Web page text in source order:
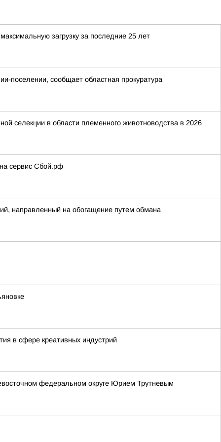
загрузку за последние 25 лет
поселении, сообщает областная прокуратура
селекции в области племенного животноводства в 2026
сервис Сбой.рф
направленный на обогащение путем обмана
в сфере креативных индустрий
федеральном округе Юрием Трутневым